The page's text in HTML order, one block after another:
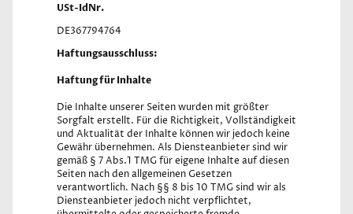
USt-IdNr.
DE367794764
Haftungsausschluss:
Haftung für Inhalte
Die Inhalte unserer Seiten wurden mit größter
Sorgfalt erstellt. Für die Richtigkeit, Vollständigkeit
und Aktualität der Inhalte können wir jedoch keine
Gewähr übernehmen. Als Diensteanbieter sind wir
gemäß § 7 Abs.1 TMG für eigene Inhalte auf diesen
Seiten nach den allgemeinen Gesetzen
verantwortlich. Nach §§ 8 bis 10 TMG sind wir als
Diensteanbieter jedoch nicht verpflichtet,